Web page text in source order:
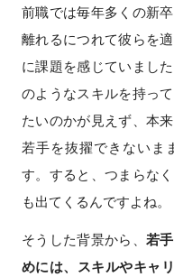
前職では毎年多くの新
離れるにつれて彼らを
に課題を感じていまし
のようなスキルを持っ
たいのかが見えず、本
若手を抜擢できないま
す。すると、つまらな
も出てくるんですよね。
そうした背景から、若
めには、スキルやキャ